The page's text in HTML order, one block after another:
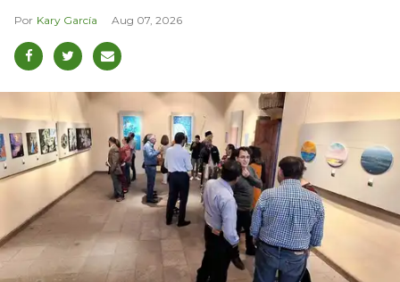
Kary García Aug 07, 2026